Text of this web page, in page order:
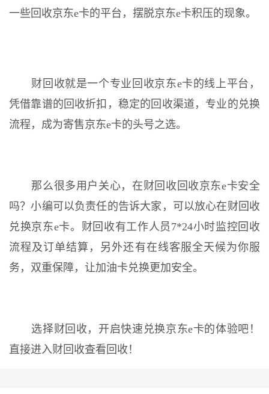
一些回收京东e卡的平台，摆脱京东e卡积压的现象。
财回收就是一个专业回收京东e卡的线上平台，
凭借靠谱的回收折扣，稳定的回收渠道，专业的兑换
流程，成为寄售京东e卡的头号之选。
那么很多用户关心，在财回收回收京东e卡安全
吗？小编可以负责任的告诉大家，可以放心在财回收
兑换京东e卡。财回收有工作人员7*24小时监控回收
流程及订单结算，另外还有在线客服全天候为你服
务，双重保障，让加油卡兑换更加安全。
选择财回收，开启快速兑换京东e卡的体验吧！
直接进入财回收查看回收！